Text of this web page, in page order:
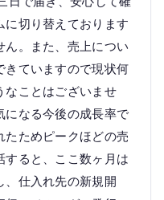
切り替えております
。また、売上につい
きていますので現状何
なことはございませ
になる今後の成長率で
ためピークほどの売
ると、ここ数ヶ月は
、仕入れ先の新規開